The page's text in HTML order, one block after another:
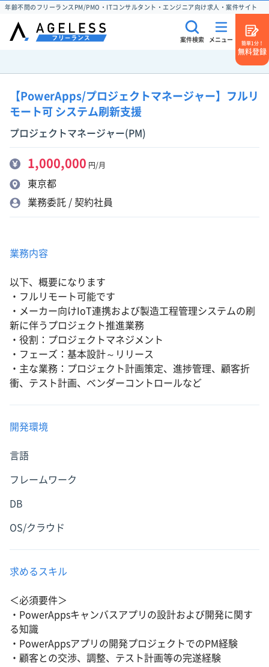
年齢不問のフリーランスPM/PMO・ITコンサルタント・エンジニア向け求人・案件サイト
案件検索 メニュー
簡単1分！
無料登録
【PowerApps/プロジェクトマネージャー】フルリ
モート可 システム刷新支援
プロジェクトマネージャー(PM)
1,000,000 円/月
東京都
業務委託 / 契約社員
業務内容
以下、概要になります
・フルリモート可能です
・メーカー向けIoT連携および製造工程管理システムの刷
新に伴うプロジェクト推進業務
・役割：プロジェクトマネジメント
・フェーズ：基本設計～リリース
・主な業務：プロジェクト計画策定、進捗管理、顧客折
衝、テスト計画、ベンダーコントロールなど
開発環境
言語
フレームワーク
DB
OS/クラウド
求めるスキル
＜必須要件＞
・PowerAppsキャンバスアプリの設計および開発に関す
る知識
・PowerAppsアプリの開発プロジェクトでのPM経験
・顧客との交渉、調整、テスト計画等の完遂経験